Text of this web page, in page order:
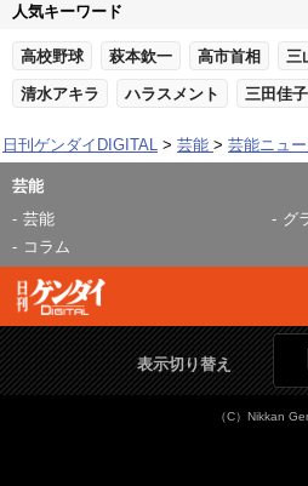
人気キーワード
高校野球 萩本欽一 高市首相 三
清水アキラ ハラスメント 三田佳子
日刊ゲンダイDIGITAL 芸能 芸能ニュ
芸能
芸能
グ
コラム
表示切り替え
（C）Nikkan